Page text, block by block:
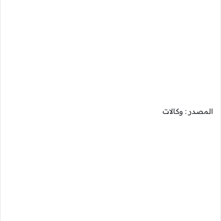
المصدر : وكالات